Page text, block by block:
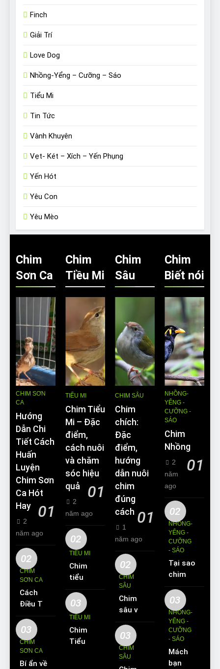
Finch
Giải Trí
Love Dog
Nhồng-Yểng – Cưỡng – Sáo
Tiểu Mi
Tin Tức
Vành Khuyên
Vẹt- Két – Xích – Yến Phụng
Yến Hót
Yêu Con
Yêu Mèo
Chim
Sơn Ca
CHIM SƠN
CA
Hướng
Dẫn Chi
Tiết Cách
Huấn
Luyện
Chim Sơn
Ca Hót
Hay
01
2
năm ago
02
CHIM
SƠN CA
Cách
Điều Trị
Hiệu
Quả
Các
Bệnh
Thường
03
CHIM
SƠN CA
Bí ẩn về
Chim
Tiều Mi
TIỂU MI
Chim Tiểu
Mi – Đặc
điểm,
cách nuôi
và chăm
sóc hiệu
quả
01
2
năm ago
02
TIỂU MI
Chim
tiểu mi
ăn gì?
Kinh
nghiệm
chim
tiểu mi
03
TIỂU MI
Chim
Tiểu Mi
Chim
Sâu
CHIM SÂU
Chim
chích:
Đặc
điểm,
hướng
dẫn nuôi
chim
đúng
cách 01
1
năm ago
02
CHIM
SÂU
Chim
sâu và
những
thông
tin cơ
bản về
loài
03
CHIM
SÂU
Chim
Biết nói
NHỒNG-
YỂNG -
CƯỠNG -
SÁO
Chim
Nhồng
01
2
năm
ago
02
NHỒNG-
YỂNG -
CƯỠNG
- SÁO
Tại sao
chim
Sáo lại
được
yêu
thích
nuôi
làm thú
cưng?
03
NHỒNG-
YỂNG -
CƯỠNG
- SÁO
Mách
bạn